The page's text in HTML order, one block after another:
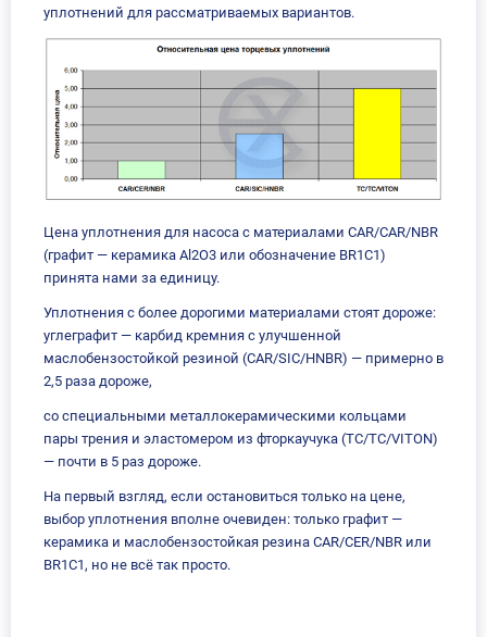
уплотнений для рассматриваемых вариантов.
Цена уплотнения для насоса с материалами CAR/CAR/NBR
(графит — керамика Al2O3 или обозначение BR1C1)
принята нами за единицу.
Уплотнения с более дорогими материалами стоят дороже:
углеграфит — карбид кремния с улучшенной
маслобензостойкой резиной (CAR/SIC/HNBR) — примерно в
2,5 раза дороже,
со специальными металлокерамическими кольцами
пары трения и эластомером из фторкаучука (TC/TC/VITON)
— почти в 5 раз дороже.
На первый взгляд, если остановиться только на цене,
выбор уплотнения вполне очевиден: только графит —
керамика и маслобензостойкая резина CAR/CER/NBR или
BR1C1, но не всё так просто.